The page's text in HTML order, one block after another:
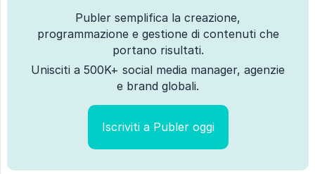
Publer semplifica la creazione,
programmazione e gestione di contenuti che
portano risultati.
Unisciti a 500K+ social media manager, agenzie
e brand globali.
Iscriviti a Publer oggi